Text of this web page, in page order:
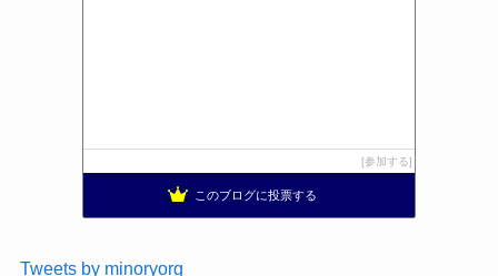
参加する
このブログに投票する
Tweets by minoryorg